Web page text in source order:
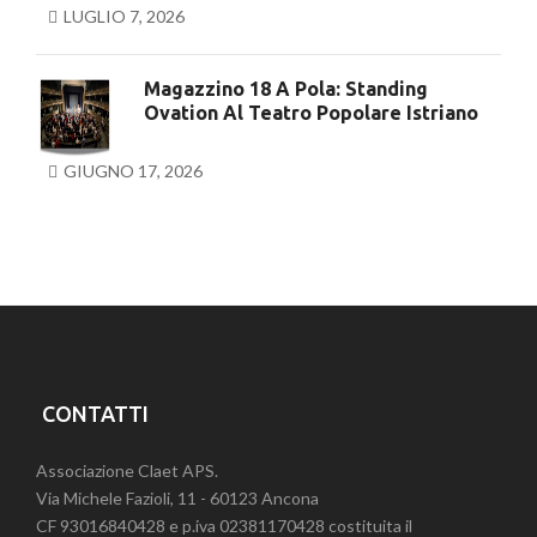
LUGLIO 7, 2026
Magazzino 18 A Pola: Standing
Ovation Al Teatro Popolare Istriano
GIUGNO 17, 2026
CONTATTI
Associazione Claet APS.
Via Michele Fazioli, 11 - 60123 Ancona
CF 93016840428 e p.iva 02381170428 costituita il